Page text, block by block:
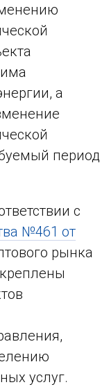
а
период
с
№461 от
рынка
услуг.